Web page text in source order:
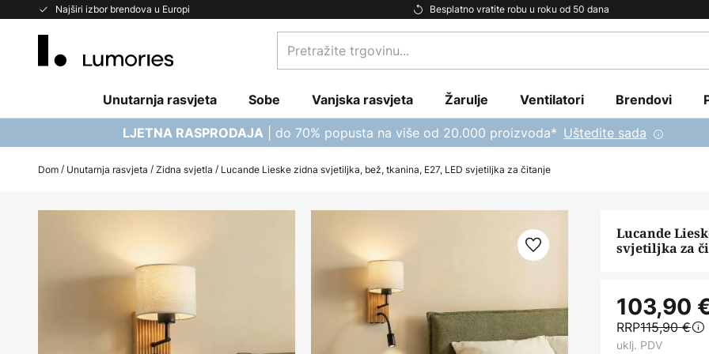
Najširi izbor brendova u Europi Besplatno vratite robu u roku od 50 dana
Skip
Pretražite
trgovinu...
Unutarnja rasvjeta Sobe Vanjska rasvjeta Žarulje Ventilatori Brendovi
LJETNA RASPRODAJA | do 70% popusta na više od 20.000 proizvoda* Uštedite sada
Dom Unutarnja rasvjeta Zidna svjetla Lucande Lieske zidna svjetiljka, bež, tkanina, E27, LED svjetiljka za čitanje
Lucande
svjetiljka za
103,90
RRP115,90 €
uklj. PDV